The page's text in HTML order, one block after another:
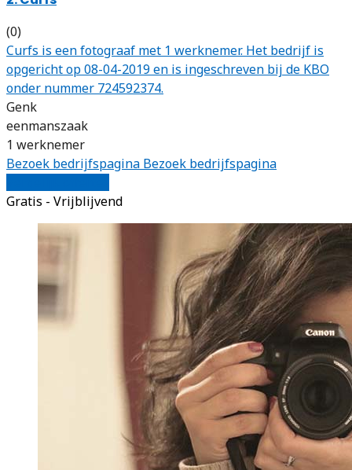
(0)
Curfs is een fotograaf met 1 werknemer. Het bedrijf is
opgericht op 08-04-2019 en is ingeschreven bij de KBO
onder nummer 724592374.
Genk
eenmanszaak
1 werknemer
Bezoek bedrijfspagina Bezoek bedrijfspagina
Gratis - Vrijblijvend